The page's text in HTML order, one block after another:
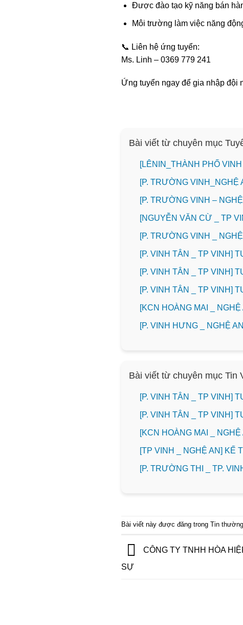
Được đào tạo kỹ năng bán
Môi trường làm việc năng
📞 Liên hệ ứng tuyển:
Ms. Linh – 0369 779 241
Ứng tuyển ngay để gia nhập đội
Bài viết từ chuyên mục
️[LÊNIN_THÀNH PHỐ
[P. TRƯỜNG VINH_NGHỆ
[P. TRƯỜNG VINH –
[NGUYỄN VĂN CỪ _ TP
[P. TRƯỜNG VINH _
[P. VINH TÂN _ TP VINH]
[P. VINH TÂN _ TP VINH]
[P. VINH TÂN _ TP VINH]
️[KCN HOÀNG MAI _
️[P. VINH HƯNG _ NGHỆ
Bài viết từ chuyên mục Tin
[P. VINH TÂN _ TP VINH]
[P. VINH TÂN _ TP VINH]
️[KCN HOÀNG MAI _
[TP VINH _ NGHỆ AN] KẾ
️[P. TRƯỜNG THI _ TP.
Bài viết này được đăng trong Tin thường
CÔNG TY TNHH HÒA
SỰ